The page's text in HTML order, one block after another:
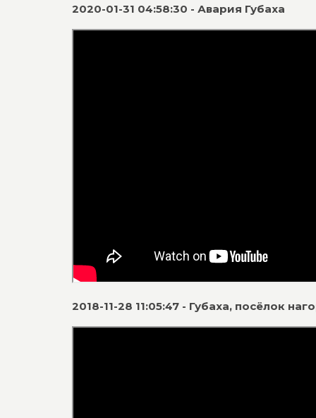
2020-01-31 04:58:30 - Авария Губаха
2018-11-28 11:05:47 - Губаха, посёлок